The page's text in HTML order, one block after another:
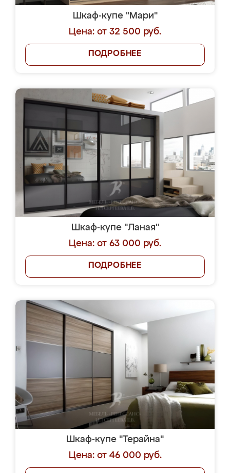
Шкаф-купе "Мари"
Цена: от 32 500 руб.
ПОДРОБНЕЕ
Шкаф-купе "Ланая"
Цена: от 63 000 руб.
ПОДРОБНЕЕ
Шкаф-купе "Терайна"
Цена: от 46 000 руб.